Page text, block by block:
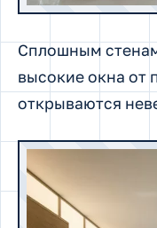
Сплошным
высокие окна от
открываются